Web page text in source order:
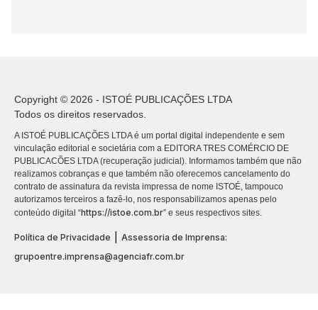
Copyright © 2026 - ISTOÉ PUBLICAÇÕES LTDA
Todos os direitos reservados.
A ISTOÉ PUBLICAÇÕES LTDA é um portal digital independente e sem
vinculação editorial e societária com a EDITORA TRES COMÉRCIO DE
PUBLICACÕES LTDA (recuperação judicial). Informamos também que não
realizamos cobranças e que também não oferecemos cancelamento do
contrato de assinatura da revista impressa de nome ISTOÉ, tampouco
autorizamos terceiros a fazê-lo, nos responsabilizamos apenas pelo
conteúdo digital “https://istoe.com.br” e seus respectivos sites.
Política de Privacidade
Assessoria de Imprensa:
grupoentre.imprensa@agenciafr.com.br